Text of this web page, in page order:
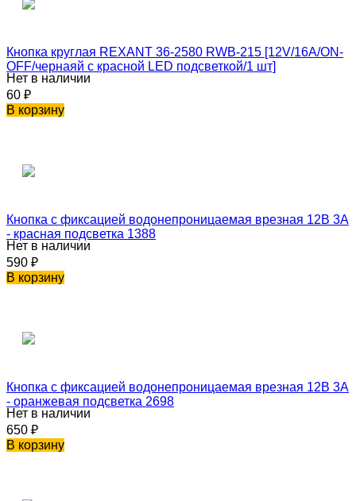
Кнопка круглая REXANT 36-2580 RWB-215 [12V/16А/ON-
OFF/чернаяй с красной LED подсветкой/1 шт]
Нет в наличии
60 ₽
В корзину
Кнопка с фиксацией водонепроницаемая врезная 12В 3А
- красная подсветка 1388
Нет в наличии
590 ₽
В корзину
Кнопка с фиксацией водонепроницаемая врезная 12В 3А
- оранжевая подсветка 2698
Нет в наличии
650 ₽
В корзину